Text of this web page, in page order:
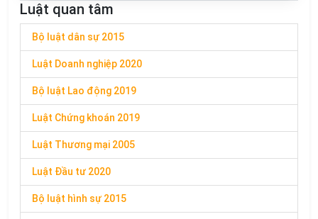
Luật quan tâm
Bộ luật dân sự 2015
Luật Doanh nghiệp 2020
Bộ luật Lao động 2019
Luật Chứng khoán 2019
Luật Thương mại 2005
Luật Đầu tư 2020
Bộ luật hình sự 2015